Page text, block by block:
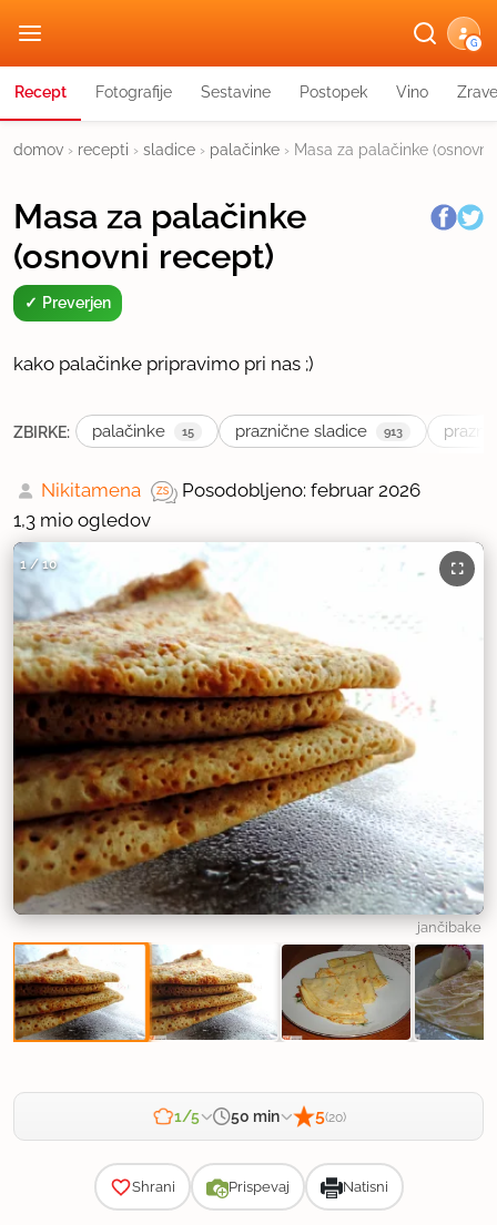
G
Recept Fotografije Sestavine Postopek Vino
domov › recepti › sladice › palačinke › Masa za palačinke
Masa za palačinke
(osnovni recept)
Preverjen
kako palačinke pripravimo pri nas ;)
ZBIRKE: palačinke 15 praznične sladice 913
Nikitamena
Posodobljeno: februar 2026
1,3 mio ogledov
1/ 10
jančibake
1/5 50 min
15 min| 20 min| 15 min
5(20)
Shrani Prispevaj Natisni